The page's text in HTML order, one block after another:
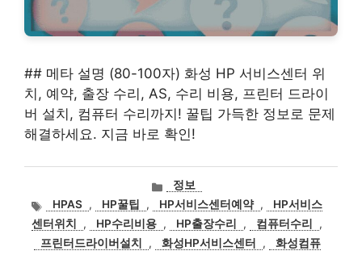
## 메타 설명 (80-100자) 화성 HP 서비스센터 위
치, 예약, 출장 수리, AS, 수리 비용, 프린터 드라이
버 설치, 컴퓨터 수리까지! 꿀팁 가득한 정보로 문제
해결하세요. 지금 바로 확인!
카
테
고
리
정보
태
그
HPAS , HP꿀팁 , HP서비스센터예약 ,
HP서비스
센터위치
, HP수리비용 , HP출장수리 , 컴퓨터수리
,
프린터드라이버설치
, 화성HP서비스센터 ,
화성컴퓨